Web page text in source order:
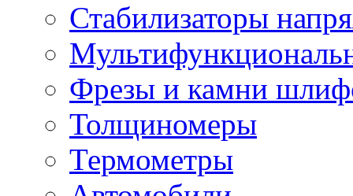
Стабилизаторы
Фрезы и камни
Толщиномеры
Термометры